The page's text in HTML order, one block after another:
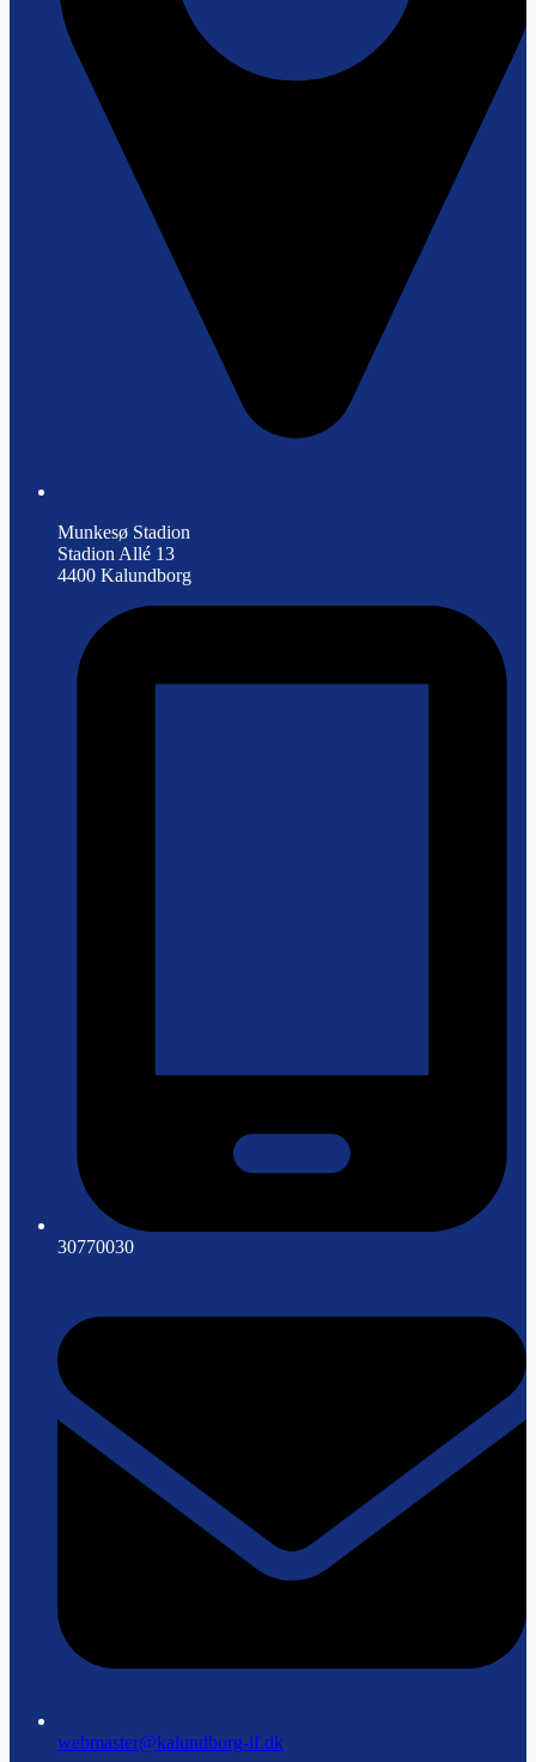
Munkesø Stadion
Stadion Allé 13
4400 Kalundborg
30770030
webmaster@kalundborg-if.dk